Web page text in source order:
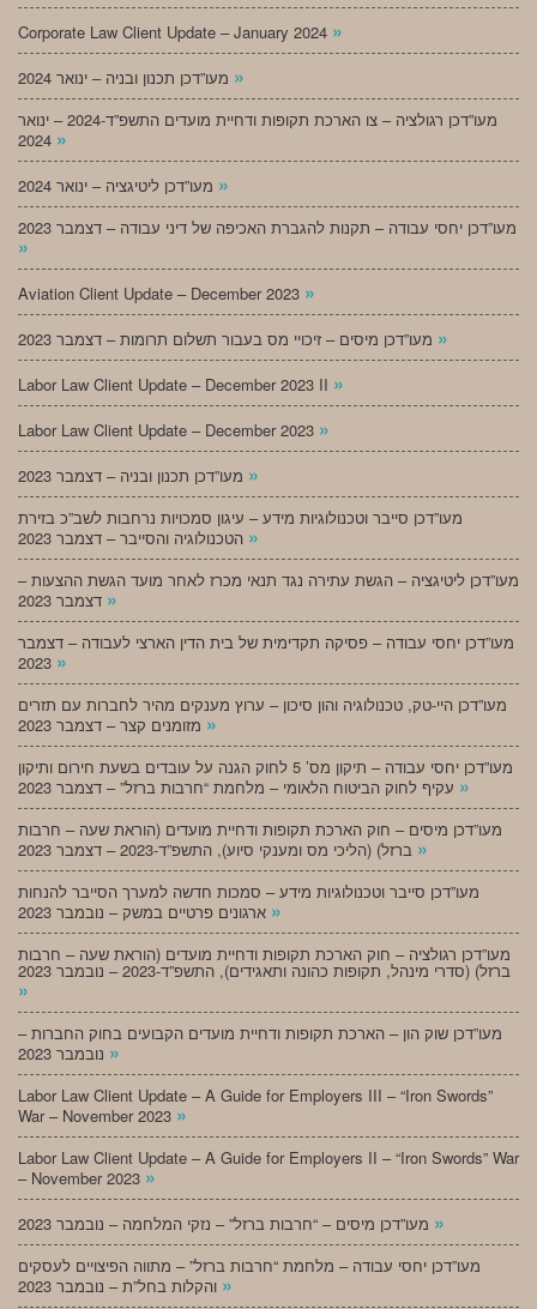
Corporate Law Client Update – January 2024 »
»
מעו”דכן רגולציה – צו הארכת תקופות ודחיית מועדים התשפ”ד-2024 – ינואר
»
»
מעו”דכן יחסי עבודה – תקנות להגברת האכיפה של דיני עבודה – דצמבר 2023
»
Aviation Client Update – December 2023 »
»
Labor Law Client Update – December 2023 II »
Labor Law Client Update – December 2023 »
»
מעו”דכן סייבר וטכנולוגיות מידע – עיגון סמכויות נרחבות לשב”כ בזירת
»
מעו”דכן ליטיגציה – הגשת עתירה נגד תנאי מכרז לאחר מועד הגשת ההצעות –
»
מעו”דכן יחסי עבודה – פסיקה תקדימית של בית הדין הארצי לעבודה – דצמבר
»
מעו”דכן היי-טק, טכנולוגיה והון סיכון – ערוץ מענקים מהיר לחברות עם תזרים
»
מעו”דכן יחסי עבודה – תיקון מס’ 5 לחוק הגנה על עובדים בשעת חירום ותיקון
»
מעו”דכן מיסים – חוק הארכת תקופות ודחיית מועדים (הוראת שעה – חרבות
»
מעו”דכן סייבר וטכנולוגיות מידע – סמכות חדשה למערך הסייבר להנחות
»
מעו”דכן רגולציה – חוק הארכת תקופות ודחיית מועדים (הוראת שעה – חרבות
ברזל) (סדרי מינהל, תקופות כהונה ותאגידים), התשפ”ד-2023 – נובמבר 2023
»
מעו”דכן שוק הון – הארכת תקופות ודחיית מועדים הקבועים בחוק החברות –
»
Labor Law Client Update – A Guide for Employers III – “Iron Swords”
War – November 2023 »
Labor Law Client Update – A Guide for Employers II – “Iron Swords” War
– November 2023 »
»
מעו”דכן יחסי עבודה – מלחמת “חרבות ברזל” – מתווה הפיצויים לעסקים
»